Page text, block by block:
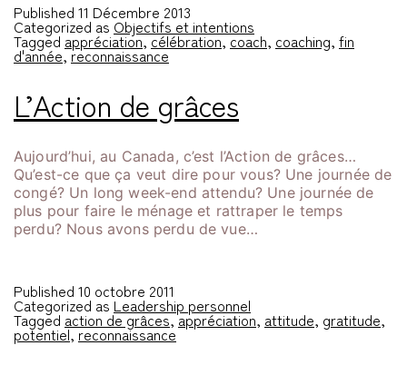
Published 11 Décembre 2013
Categorized as Objectifs et intentions
Tagged appréciation,célébration,coach, coaching, fin
d'année,reconnaissance
L’Action de grâces
Aujourd’hui, au Canada, c’est l’Action de grâces…
Qu’est-ce que ça veut dire pour vous? Une journée de
congé? Un long week-end attendu? Une journée de
plus pour faire le ménage et rattraper le temps
perdu? Nous avons perdu de vue…
Published 10 octobre 2011
Categorized as Leadership personnel
Tagged action de grâces,appréciation, attitude, gratitude,
potentiel,reconnaissance